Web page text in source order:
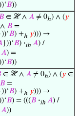
𝐵))
∈ ℋ ∧ 𝐴 ≠ 0ℎ) ∧ (𝑦
𝐵 =
𝐵) +ℎ 𝑦))) →
}))‘𝐵) ·ih 𝐴) /
𝐴) =
𝐵))
∈ ℋ ∧ 𝐴 ≠ 0ℎ) ∧ (𝑦 ∈
𝐵 =
𝐵) +ℎ 𝑦))) →
𝐵) = (((𝐵 ·ih 𝐴) /
𝐴))